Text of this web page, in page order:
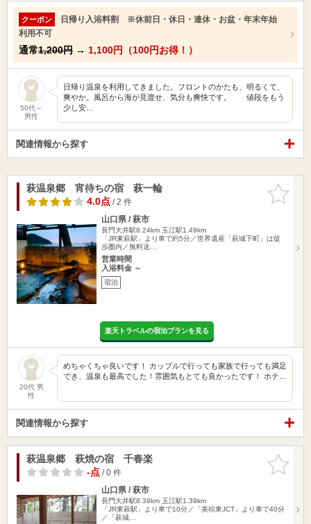
クーポン
日帰り入浴料割 ※休前日・休日・連休・お盆・年末年始
利用不可
通常1,200円 → 1,100円（100円お得！）
50代～
男性
日帰り温泉を利用してきました。フロントのかたも、明るくて、
爽やか。風呂から海が見渡せ、気分も爽快です。 値段をもう
少し安…
関連情報から探す
お気に入
りに追加
萩温泉郷 宵待ちの宿 萩一輪
4.0点/ 2 件
山口県 / 萩市
長門大井駅8.24km 玉江駅1.49km
「JR東萩駅」より車で約5分／世界遺産「萩城下町」は徒
歩圏内／無料送…
営業時間
入浴料金 ～
宿泊
楽天トラベルの宿泊プランを見る
20代 男
性
めちゃくちゃ良いです！ カップルで行っても家族で行っても満足
でき、温泉も最高でした！雰囲気もとても良かったです！ ホテ…
関連情報から探す
お気に入
りに追加
萩温泉郷 萩焼の宿 千春楽
-点/ 0 件
山口県 / 萩市
長門大井駅8.39km 玉江駅1.39km
「JR東萩駅」より車で10分／「美祢東JCT」より車で40分
／「萩城…